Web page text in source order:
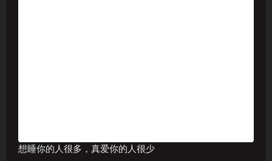
想睡你的人很多，真爱你的人很少